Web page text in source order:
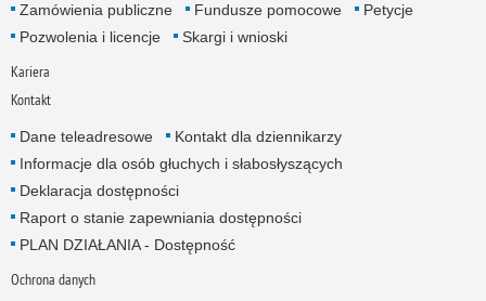
Zamówienia publiczne Fundusze pomocowe
Petycje
Pozwolenia i licencje
Skargi i wnioski
Kariera
Kontakt
Dane teleadresowe
Kontakt dla dziennikarzy
Informacje dla osób głuchych i słabosłyszących
Deklaracja dostępności
Raport o stanie zapewniania dostępności
PLAN DZIAŁANIA - Dostępność
Ochrona danych